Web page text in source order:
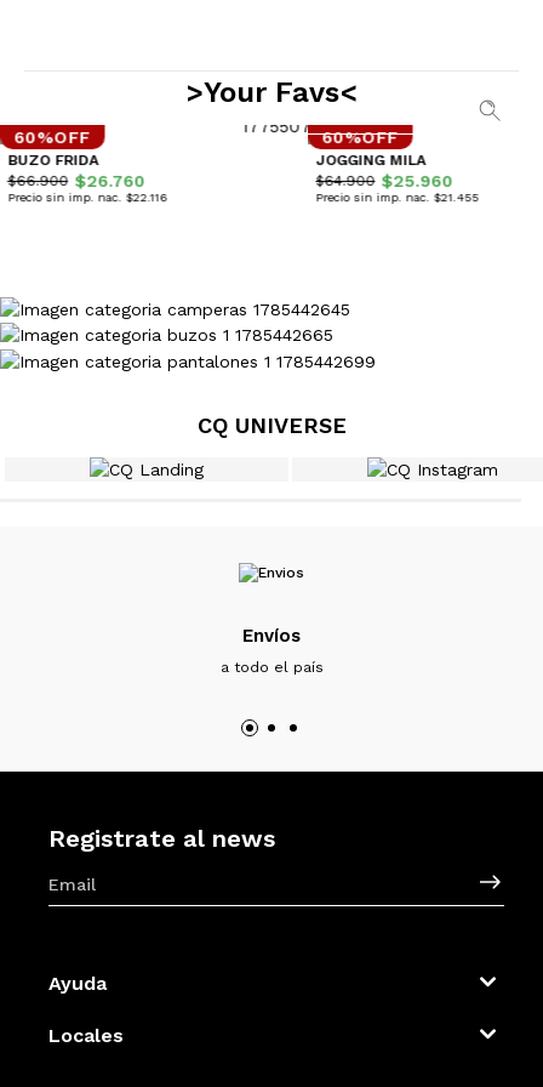
>Your Favs<
60%OFF
BUZO FRIDA
$66.900 $26.760
Precio sin imp. nac. $22.116
60%OFF
JOGGING MILA
$64.900 $25.960
Precio sin imp. nac. $21.455
CQ UNIVERSE
Envíos
a todo el país
Registrate al news
Ayuda
Locales